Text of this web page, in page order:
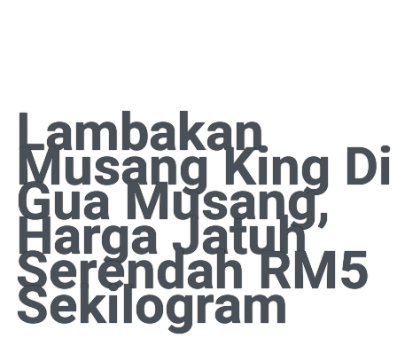
Lambakan
Musang King Di
Gua Musang,
Harga Jatuh
Serendah RM5
Sekilogram